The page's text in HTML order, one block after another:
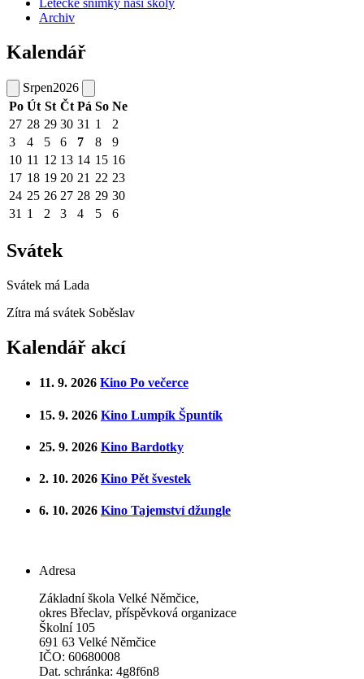
Letecké snímky naší školy
Archiv
Kalendář
Srpen2026
Po Út St Čt Pá So Ne
27 28 29 30 31 1
2
3
4 5 6 7 8
9
10 11 12 13 14 15 16
17 18 19 20 21 22 23
24 25 26 27 28 29 30
31 1 2 3 4 5 6
Svátek
Svátek má Lada
Zítra má svátek Soběslav
Kalendář akcí
11. 9. 2026 Kino Po večerce
15. 9. 2026 Kino Lumpík Špuntík
25. 9. 2026 Kino Bardotky
2. 10. 2026 Kino Pět švestek
6. 10. 2026 Kino Tajemství džungle
Adresa
Základní škola Velké Němčice,
okres Břeclav, příspěvková organizace
Školní 105
691 63 Velké Němčice
IČO: 60680008
Dat. schránka: 4g8f6n8